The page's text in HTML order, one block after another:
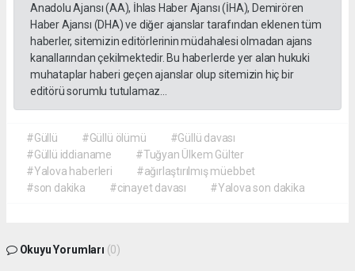
Anadolu Ajansı (AA), İhlas Haber Ajansı (İHA), Demirören
Haber Ajansı (DHA) ve diğer ajanslar tarafından eklenen tüm
haberler, sitemizin editörlerinin müdahalesi olmadan ajans
kanallarından çekilmektedir. Bu haberlerde yer alan hukuki
muhataplar haberi geçen ajanslar olup sitemizin hiç bir
editörü sorumlu tutulamaz...
#Güllü #Güllü ölümü
#Güllü davası
#Güllü iddianame
#Tuğyan Ülkem Gülter
#Yalova haberleri
#ağırlaştırılmış müebbet
#son dakika
#cinayet davası #Yalova son dakika
Okuyu Yorumları (0)